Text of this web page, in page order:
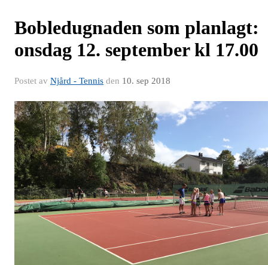
Bobledugnaden som planlagt:
onsdag 12. september kl 17.00
Postet av Njård - Tennis den 10. sep 2018